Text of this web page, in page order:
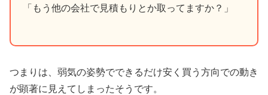
「もう他の会社で見積もりとか取ってますか？」
つまりは、弱気の姿勢でできるだけ安く買う方向での動き
が顕著に見えてしまったそうです。